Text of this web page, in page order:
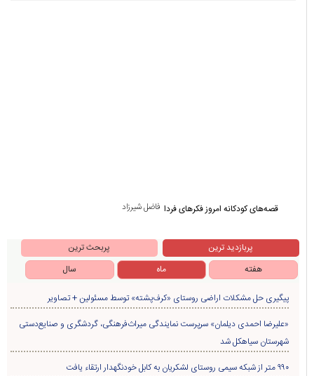
فاضل شیرزاد قصه‌های کودکانه امروز فکرهای فردا
پربازدید ترین
پربحث ترین
هفته
ماه سال
پیگیری حل مشکلات اراضی روستای «کرف‌پشته» توسط مسئولین + تصاویر
«علیرضا احمدی دیلمان» سرپرست نمایندگی میراث‌فرهنگی، گردشگری و صنایع‌دستی
شهرستان سیاهکل شد
۹۹۰ متر از شبکه سیمی روستای لشکریان به کابل خودنگهدار ارتقاء یافت